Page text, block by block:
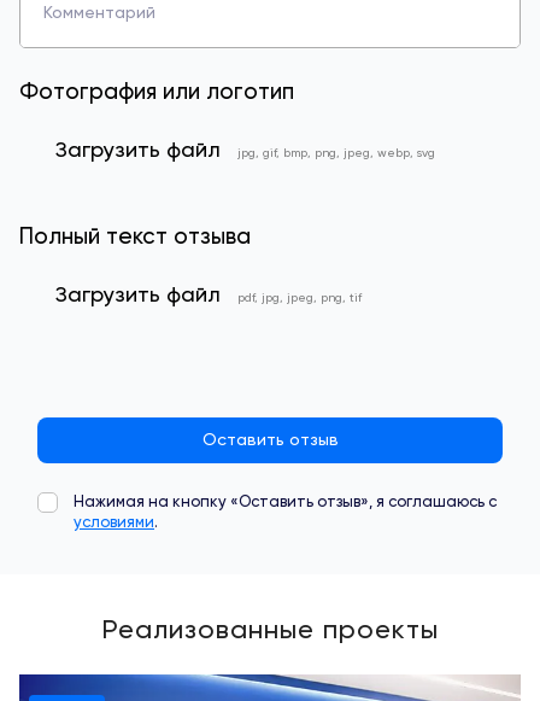
Комментарий
Фотография или логотип
Загрузить файл jpg, gif, bmp, png, jpeg, webp, svg
Полный текст отзыва
Загрузить файл pdf, jpg, jpeg, png, tif
Оставить отзыв
Нажимая на кнопку «Оставить отзыв», я соглашаюсь с
условиями.
Реализованные проекты